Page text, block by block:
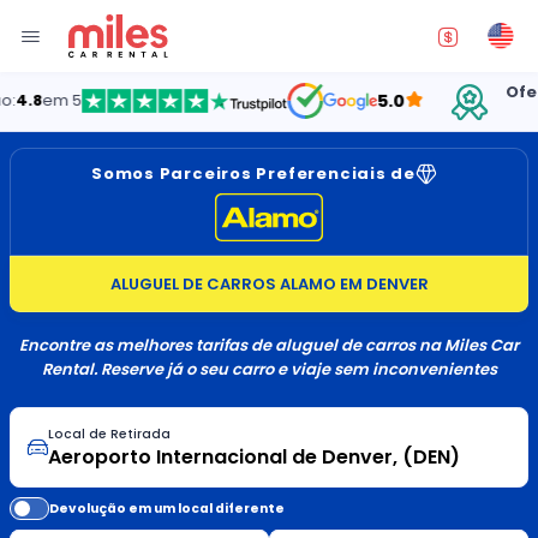
5 5.0
Somos Parceiros Preferenciais de
ALUGUEL DE CARROS ALAMO EM DENVER
Encontre as melhores tarifas de aluguel de carros na Miles Car
Rental. Reserve já o seu carro e viaje sem inconvenientes
Local de Retirada
Devolução em um local diferente